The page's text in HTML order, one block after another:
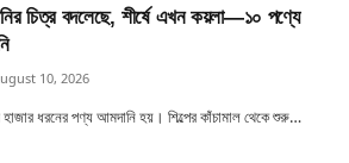
চিত্র বদলেছে, শীর্ষে এখন কয়লা—১০ পণ্যে
10, 2026
হাজার ধরনের পণ্য আমদানি হয়। শিল্পের কাঁচামাল থেকে শুরু…